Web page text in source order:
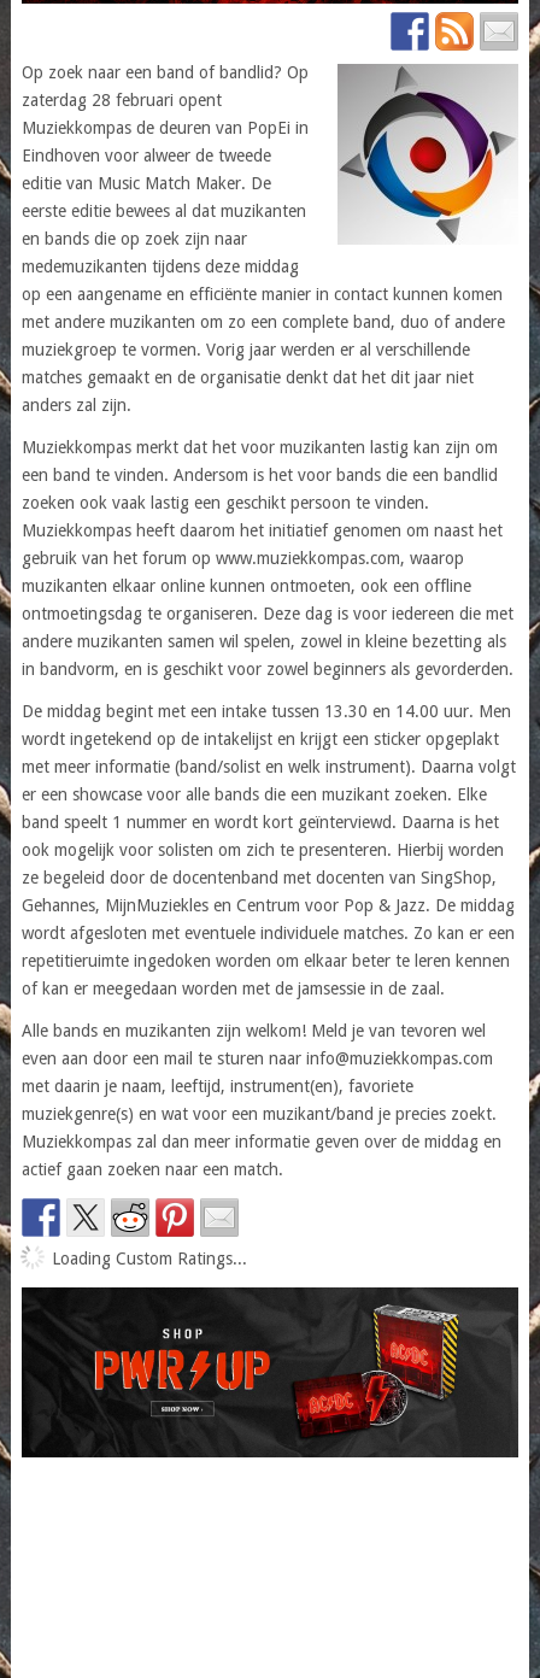
Op zoek naar een band of bandlid? Op
zaterdag 28 februari opent
Muziekkompas de deuren van PopEi in
Eindhoven voor alweer de tweede
editie van Music Match Maker. De
eerste editie bewees al dat muzikanten
en bands die op zoek zijn naar
medemuzikanten tijdens deze middag
op een aangename en efficiënte manier in contact kunnen komen
met andere muzikanten om zo een complete band, duo of andere
muziekgroep te vormen. Vorig jaar werden er al verschillende
matches gemaakt en de organisatie denkt dat het dit jaar niet
anders zal zijn.
Muziekkompas merkt dat het voor muzikanten lastig kan zijn om
een band te vinden. Andersom is het voor bands die een bandlid
zoeken ook vaak lastig een geschikt persoon te vinden.
Muziekkompas heeft daarom het initiatief genomen om naast het
gebruik van het forum op www.muziekkompas.com, waarop
muzikanten elkaar online kunnen ontmoeten, ook een offline
ontmoetingsdag te organiseren. Deze dag is voor iedereen die met
andere muzikanten samen wil spelen, zowel in kleine bezetting als
in bandvorm, en is geschikt voor zowel beginners als gevorderden.
De middag begint met een intake tussen 13.30 en 14.00 uur. Men
wordt ingetekend op de intakelijst en krijgt een sticker opgeplakt
met meer informatie (band/solist en welk instrument). Daarna volgt
er een showcase voor alle bands die een muzikant zoeken. Elke
band speelt 1 nummer en wordt kort geïnterviewd. Daarna is het
ook mogelijk voor solisten om zich te presenteren. Hierbij worden
ze begeleid door de docentenband met docenten van SingShop,
Gehannes, MijnMuziekles en Centrum voor Pop & Jazz. De middag
wordt afgesloten met eventuele individuele matches. Zo kan er een
repetitieruimte ingedoken worden om elkaar beter te leren kennen
of kan er meegedaan worden met de jamsessie in de zaal.
Alle bands en muzikanten zijn welkom! Meld je van tevoren wel
even aan door een mail te sturen naar info@muziekkompas.com
met daarin je naam, leeftijd, instrument(en), favoriete
muziekgenre(s) en wat voor een muzikant/band je precies zoekt.
Muziekkompas zal dan meer informatie geven over de middag en
actief gaan zoeken naar een match.
Loading Custom Ratings...